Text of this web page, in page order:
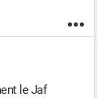
le Jaf